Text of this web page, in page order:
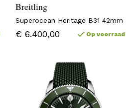
Breitling
Superocean Heritage B31 42mm
€ 6.400,00 Op voorraad